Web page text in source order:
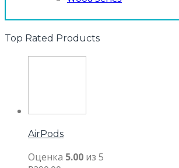
Top Rated Products
AirPods
Оценка 5.00 из 5